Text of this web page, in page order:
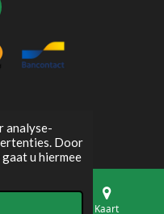
analyse-
Door
u hiermee
Kaart